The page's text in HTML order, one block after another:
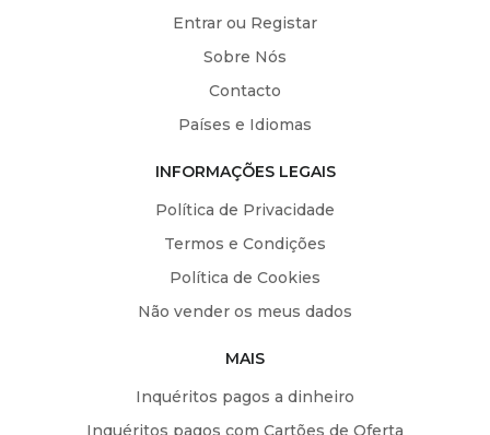
Entrar ou Registar
Sobre Nós
Contacto
Países e Idiomas
INFORMAÇÕES LEGAIS
Política de Privacidade
Termos e Condições
Política de Cookies
Não vender os meus dados
MAIS
Inquéritos pagos a dinheiro
Inquéritos pagos com Cartões de Oferta